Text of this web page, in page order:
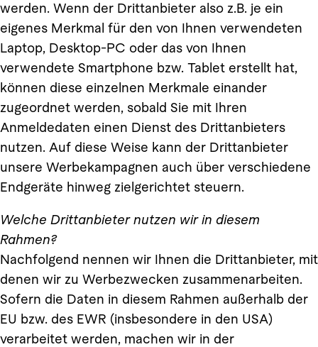
werden. Wenn der Drittanbieter also z.B. je ein
eigenes Merkmal für den von Ihnen verwendeten
Laptop, Desktop-PC oder das von Ihnen
verwendete Smartphone bzw. Tablet erstellt hat,
können diese einzelnen Merkmale einander
zugeordnet werden, sobald Sie mit Ihren
Anmeldedaten einen Dienst des Drittanbieters
nutzen. Auf diese Weise kann der Drittanbieter
unsere Werbekampagnen auch über verschiedene
Endgeräte hinweg zielgerichtet steuern.
Welche Drittanbieter nutzen wir in diesem
Rahmen?
Nachfolgend nennen wir Ihnen die Drittanbieter, mit
denen wir zu Werbezwecken zusammenarbeiten.
Sofern die Daten in diesem Rahmen außerhalb der
EU bzw. des EWR (insbesondere in den USA)
verarbeitet werden, machen wir in der